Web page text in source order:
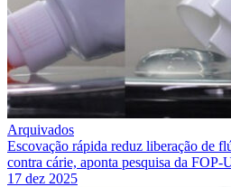
Arquivados
Escovação rápida reduz liberação de
contra cárie, aponta pesquisa da FOP-
17 dez 2025